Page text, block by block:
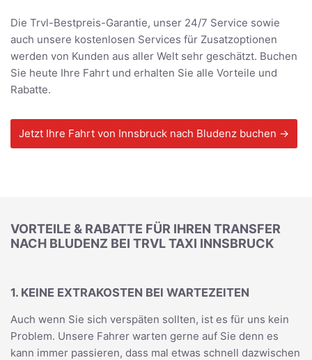
Die Trvl-Bestpreis-Garantie, unser 24/7 Service sowie
auch unsere kostenlosen Services für Zusatzoptionen
werden von Kunden aus aller Welt sehr geschätzt. Buchen
Sie heute Ihre Fahrt und erhalten Sie alle Vorteile und
Rabatte.
Jetzt Ihre Fahrt von Innsbruck nach Bludenz buchen →
VORTEILE & RABATTE FÜR IHREN TRANSFER
NACH BLUDENZ BEI TRVL TAXI INNSBRUCK
1. KEINE EXTRAKOSTEN BEI WARTEZEITEN
Auch wenn Sie sich verspäten sollten, ist es für uns kein
Problem. Unsere Fahrer warten gerne auf Sie denn es
kann immer passieren, dass mal etwas schnell dazwischen